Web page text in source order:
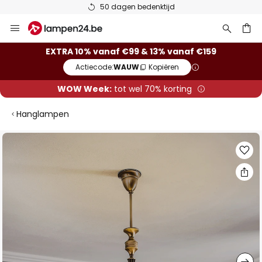
50 dagen bedenktijd
naar
EXTRA 10% vanaf €99 & 13% vanaf €159
Actiecode:WAUW Kopiëren
WOW Week:tot wel 70% korting
Hanglampen
Ga